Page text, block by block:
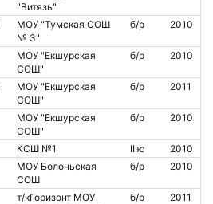
"Витязь"
МОУ "Тумская СОШ
№ 3"
б/р 2010
МОУ "Екшурская
СОШ"
б/р 2010
МОУ "Екшурская
СОШ"
б/р 2011
МОУ "Екшурская
СОШ"
б/р 2010
КСШ №1 IIIю
2010
МОУ Болоньская
СОШ
б/р 2010
т/кГоризонт МОУ
б/р 2011